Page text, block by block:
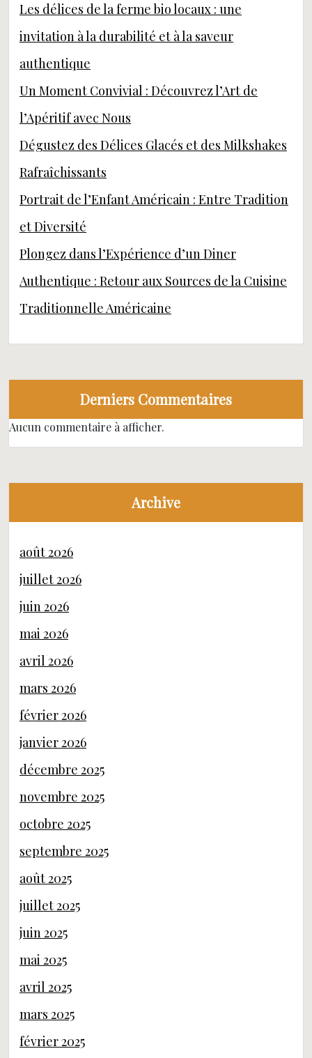
Les délices de la ferme bio locaux : une
invitation à la durabilité et à la saveur
authentique
Un Moment Convivial : Découvrez l’Art de
l’Apéritif avec Nous
Dégustez des Délices Glacés et des Milkshakes
Rafraîchissants
Portrait de l’Enfant Américain : Entre Tradition
et Diversité
Plongez dans l’Expérience d’un Diner
Authentique : Retour aux Sources de la Cuisine
Traditionnelle Américaine
Derniers Commentaires
Aucun commentaire à afficher.
Archive
août 2026
juillet 2026
juin 2026
mai 2026
avril 2026
mars 2026
février 2026
janvier 2026
décembre 2025
novembre 2025
octobre 2025
septembre 2025
août 2025
juillet 2025
juin 2025
mai 2025
avril 2025
mars 2025
février 2025